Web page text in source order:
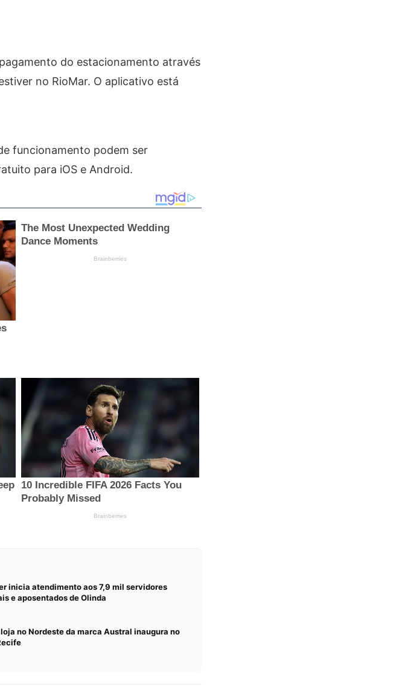
do estacionamento através
no RioMar. O aplicativo está
funcionamento podem ser
para iOS e Android.
inicia atendimento aos 7,9 mil servidores
e aposentados de Olinda
no Nordeste da marca Austral inaugura no